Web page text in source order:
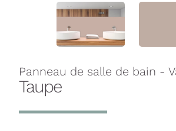
Panneau de salle de bain -
Taupe